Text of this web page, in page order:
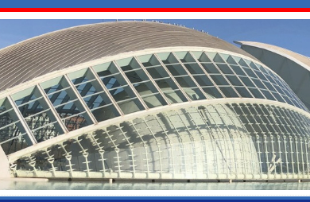
bydlikemevropou.com